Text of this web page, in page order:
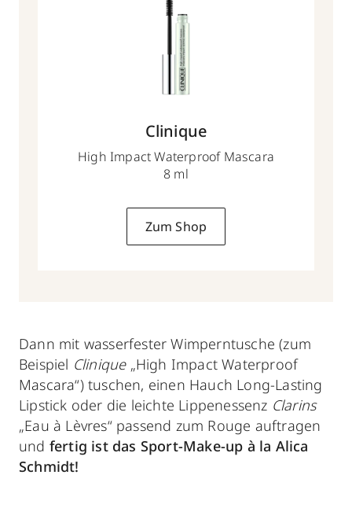
Clinique
High Impact Waterproof Mascara
8 ml
Zum Shop
Dann mit wasserfester Wimperntusche (zum
Beispiel Clinique „High Impact Waterproof
Mascara“) tuschen, einen Hauch Long-Lasting
Lipstick oder die leichte Lippenessenz Clarins
„Eau à Lèvres“ passend zum Rouge auftragen
und fertig ist das Sport-Make-up à la Alica
Schmidt!